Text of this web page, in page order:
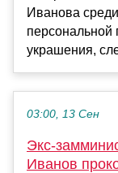
Иванова
персональной
украшения,
03:00, 13 Сен
Экс-
Иванов